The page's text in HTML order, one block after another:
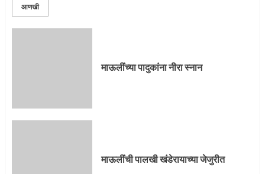
आणखी
माऊलींच्या पादुकांना नीरा स्नान
माऊलींची पालखी खंडेरायाच्या जेजुरीत